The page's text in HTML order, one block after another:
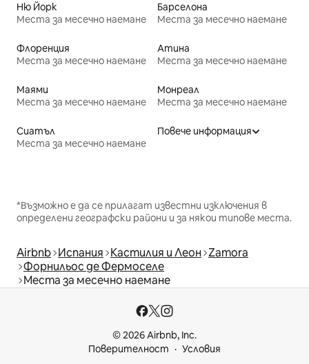
Ню Йорк
Места за месечно наемане
Барселона
Места за месечно наемане
Флоренция
Места за месечно наемане
Атина
Места за месечно наемане
Маями
Места за месечно наемане
Монреал
Места за месечно наемане
Сиатъл
Места за месечно наемане
Повече информация
*Възможно е да се прилагат известни изключения в
определени географски райони и за някои типове места.
Airbnb Испания Кастилия и Леон Zamora
Форнильос де Фермоселе
Места за месечно наемане
© 2026 Airbnb, Inc.
Поверителност
Условия